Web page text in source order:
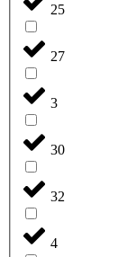
25
27
3
30
32
4